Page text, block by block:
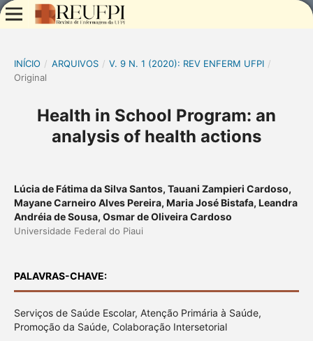
INÍCIO / ARQUIVOS / V. 9 N. 1 (2020): REV ENFERM UFPI /
Original
Health in School Program: an
analysis of health actions
Lúcia de Fátima da Silva Santos, Tauani Zampieri Cardoso,
Mayane Carneiro Alves Pereira, Maria José Bistafa, Leandra
Andréia de Sousa, Osmar de Oliveira Cardoso
Universidade Federal do Piaui
PALAVRAS-CHAVE:
Serviços de Saúde Escolar, Atenção Primária à Saúde,
Promoção da Saúde, Colaboração Intersetorial